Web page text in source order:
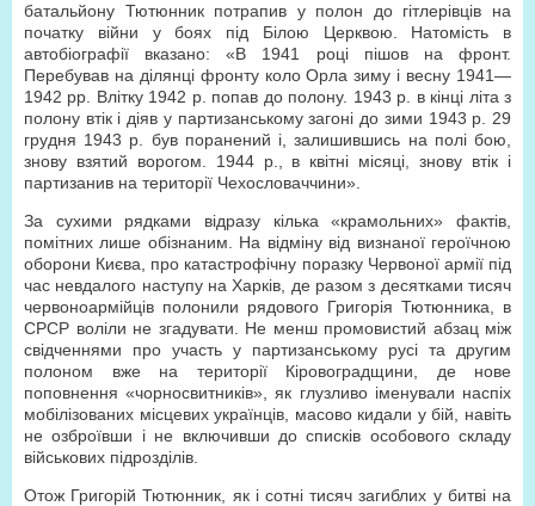
батальйону Тютюнник потрапив у полон до гітлерівців на
початку війни у боях під Білою Церквою. Натомість в
автобіографії вказано: «В 1941 році пішов на фронт.
Перебував на ділянці фронту коло Орла зиму і весну 1941—
1942 рр. Влітку 1942 р. попав до полону. 1943 р. в кінці літа з
полону втік і діяв у партизанському загоні до зими 1943 р. 29
грудня 1943 р. був поранений і, залишившись на полі бою,
знову взятий ворогом. 1944 р., в квітні місяці, знову втік і
партизанив на території Чехословаччини».
За сухими рядками відразу кілька «крамольних» фактів,
помітних лише обізнаним. На відміну від визнаної героїчною
оборони Києва, про катастрофічну поразку Червоної армії під
час невдалого наступу на Харків, де разом з десятками тисяч
червоноармійців полонили рядового Григорія Тютюнника, в
СРСР воліли не згадувати. Не менш промовистий абзац між
свідченнями про участь у партизанському русі та другим
полоном вже на території Кіровоградщини, де нове
поповнення «чорносвитників», як глузливо іменували наспіх
мобілізованих місцевих українців, масово кидали у бій, навіть
не озброївши і не включивши до списків особового складу
військових підрозділів.
Отож Григорій Тютюнник, як і сотні тисяч загиблих у битві на